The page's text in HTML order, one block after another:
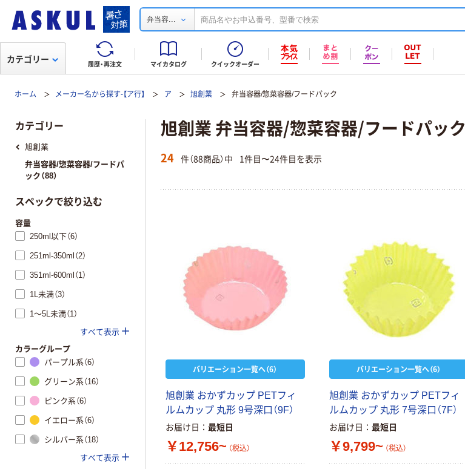
弁当容...
履歴・再注文 マイカタログ クイックオーダー
カテゴリー
ホーム メーカー名から探す-【ア行】 ア 旭創業 弁当容器/惣菜容器/フードパック
旭創業 弁当容器/惣菜容器/フードパック
24 件（88商品）中 1件目〜24件目を表示
バリエーション一覧へ（6）
旭創業 おかずカップ PETフィ
ルムカップ 丸形 9号深口（9F）
お届け日 最短日
￥12,756~ （税込）
バリエーション一覧へ（6）
旭創業 おかずカップ PETフィ
ルムカップ 丸形 7号深口（7F）
お届け日 最短日
￥9,799~ （税込）
カテゴリー
旭創業
弁当容器/惣菜容器/フードパ
ック（88）
スペックで絞り込む
容量
250ml以下（6）
251ml-350ml（2）
351ml-600ml（1）
1L未満（3）
1～5L未満（1）
すべて表示
カラーグループ
パープル系（6）
グリーン系（16）
ピンク系（6）
イエロー系（6）
シルバー系（18）
すべて表示